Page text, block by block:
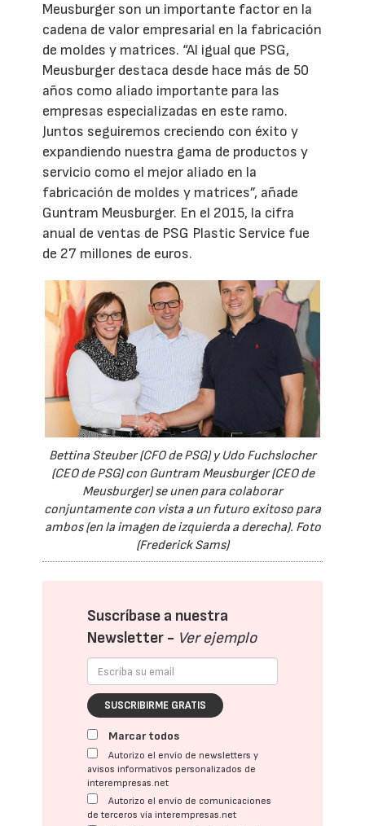
Meusburger son un importante factor en la
cadena de valor empresarial en la fabricación
de moldes y matrices. “Al igual que PSG,
Meusburger destaca desde hace más de 50
años como aliado importante para las
empresas especializadas en este ramo.
Juntos seguiremos creciendo con éxito y
expandiendo nuestra gama de productos y
servicio como el mejor aliado en la
fabricación de moldes y matrices”, añade
Guntram Meusburger. En el 2015, la cifra
anual de ventas de PSG Plastic Service fue
de 27 millones de euros.
Bettina Steuber (CFO de PSG) y Udo Fuchslocher
(CEO de PSG) con Guntram Meusburger (CEO de
Meusburger) se unen para colaborar
conjuntamente con vista a un futuro exitoso para
ambos (en la imagen de izquierda a derecha). Foto
(Frederick Sams)
Suscríbase a nuestra
Newsletter - Ver ejemplo
SUSCRIBIRME GRATIS
Marcar todos
Autorizo el envío de newsletters y
avisos informativos personalizados de
interempresas.net
Autorizo el envío de comunicaciones
de terceros vía interempresas.net